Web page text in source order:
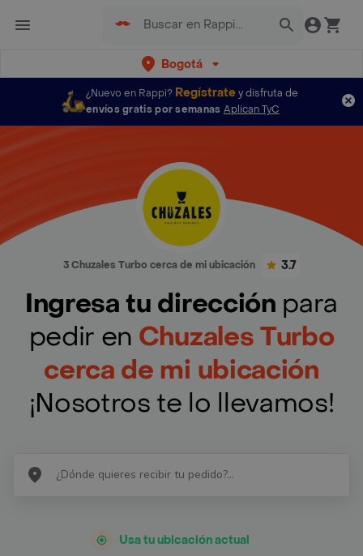
Bogotá
¿Nuevo en Rappi? Regístratey disfruta de
envíos gratis por semanas Aplican TyC
3 Chuzales Turbo cerca de mi ubicación 3.7
Ingresa tu dirección para
pedir en Chuzales Turbo
cerca de mi ubicación
¡Nosotros te lo llevamos!
Usa tu ubicación actual